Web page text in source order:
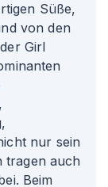
Süße,
von den
Girl
nur sein
tragen auch
Beim